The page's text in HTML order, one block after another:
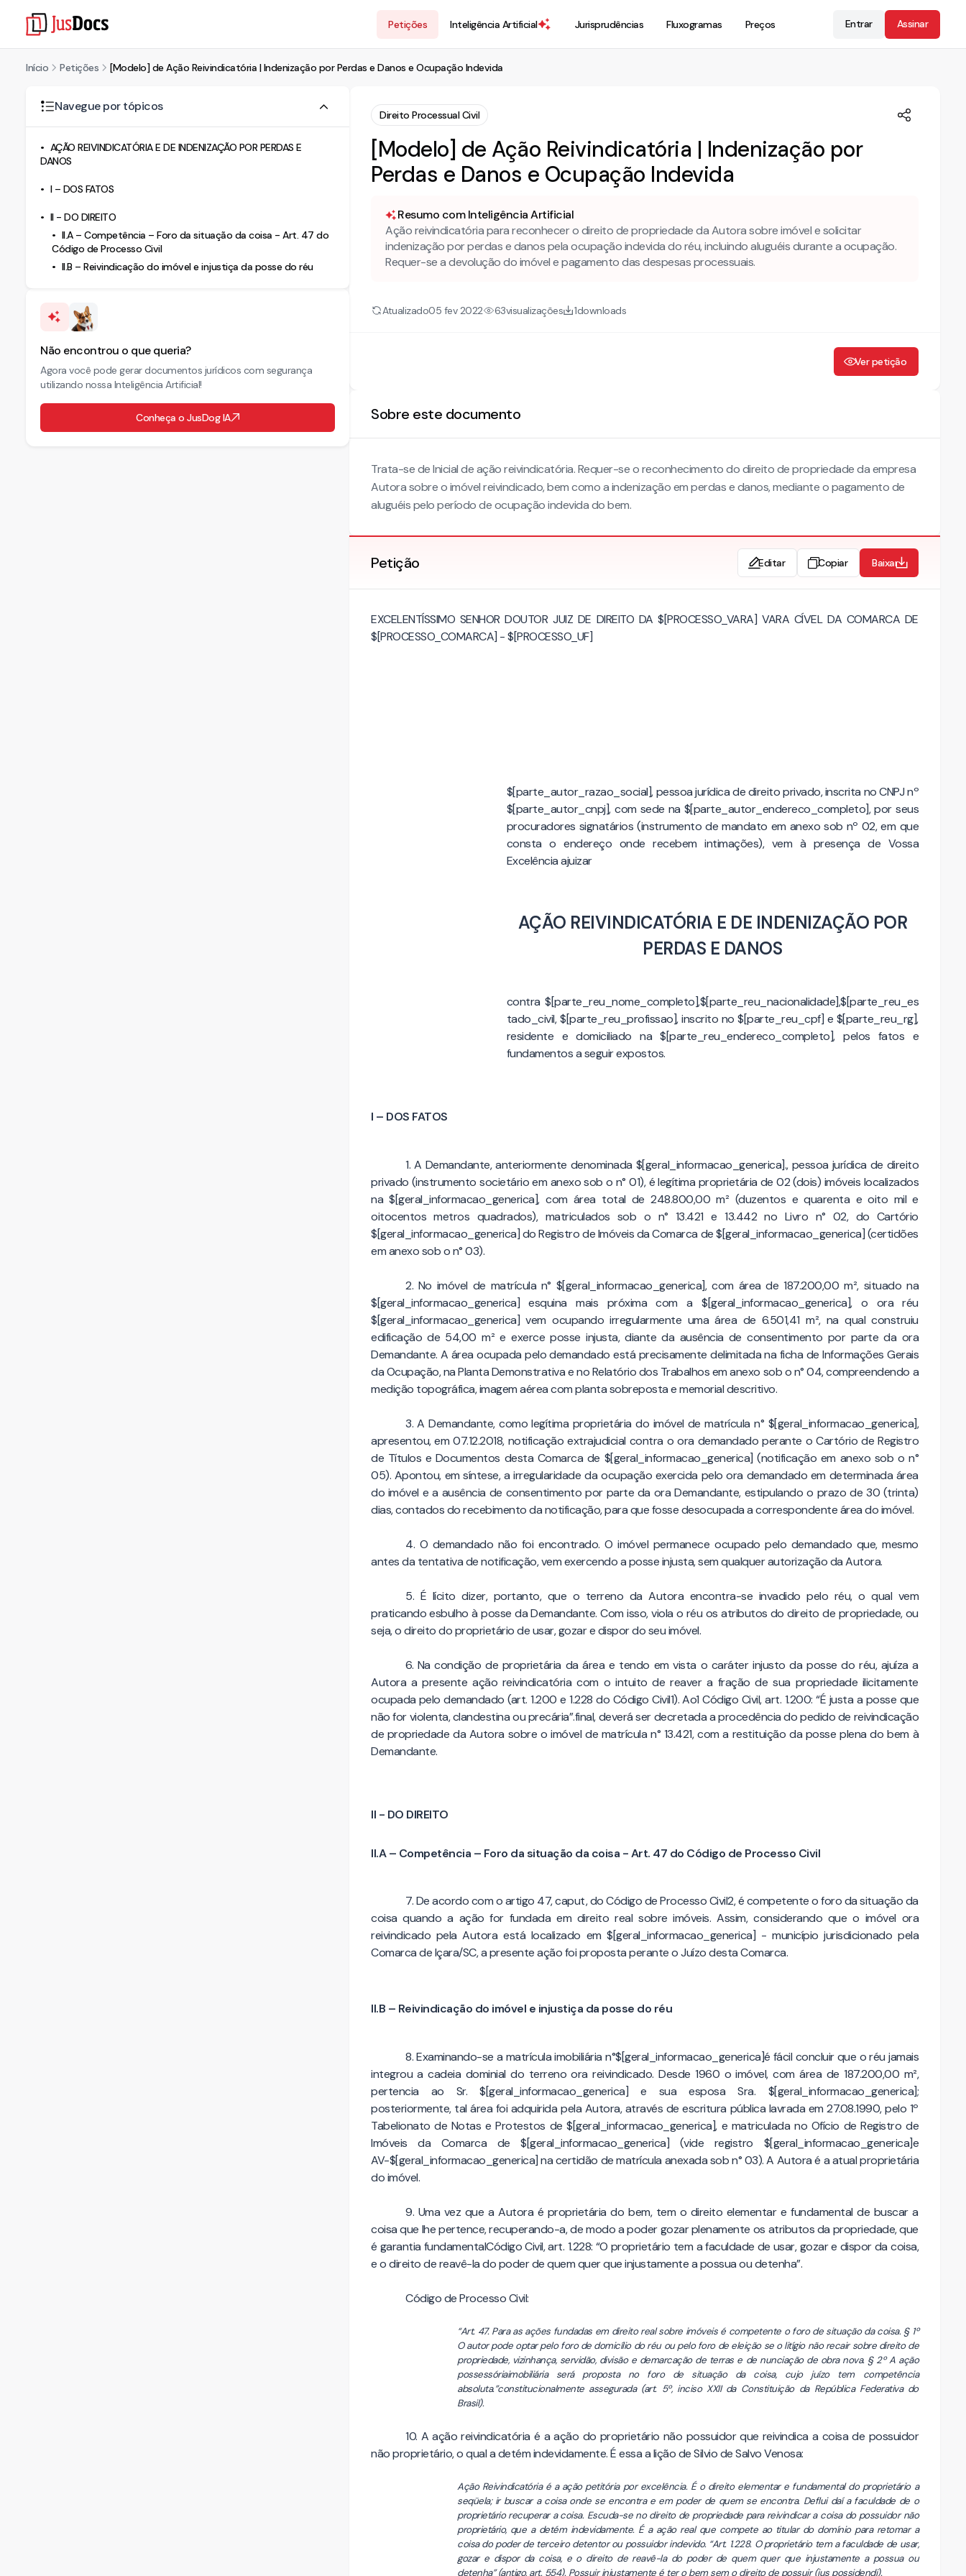
Petições Inteligência Artificial Jurisprudências Fluxogramas Preços Entrar Assinar
Início Petições [Modelo] de Ação Reivindicatória | Indenização por Perdas e Danos e Ocupação Indevida
Navegue por tópicos
AÇÃO REIVINDICATÓRIA E DE INDENIZAÇÃO POR PERDAS E
DANOS
I – DOS FATOS
II - DO DIREITO
II.A – Competência – Foro da situação da coisa - Art. 47 do
Código de Processo Civil
II.B – Reivindicação do imóvel e injustiça da posse do réu
Não encontrou o que queria?
Agora você pode gerar documentos jurídicos com segurança
utilizando nossa Inteligência Artificial!
Conheça o JusDog IA
Direito Processual Civil
[Modelo] de Ação Reivindicatória | Indenização por
Perdas e Danos e Ocupação Indevida
Resumo com Inteligência Artificial
Ação reivindicatória para reconhecer o direito de propriedade da Autora sobre imóvel e solicitar
indenização por perdas e danos pela ocupação indevida do réu, incluindo aluguéis durante a ocupação.
Requer-se a devolução do imóvel e pagamento das despesas processuais.
Atualizado05 fev 2022 63visualizações 1downloads
Ver petição
Sobre este documento
Trata-se de Inicial de ação reivindicatória. Requer-se o reconhecimento do direito de propriedade da empresa
Autora sobre o imóvel reivindicado, bem como a indenização em perdas e danos, mediante o pagamento de
aluguéis pelo período de ocupação indevida do bem.
Petição Editar Copiar Baixar
EXCELENTÍSSIMO SENHOR DOUTOR JUIZ DE DIREITO DA $[PROCESSO_VARA] VARA CÍVEL DA COMARCA DE
$[PROCESSO_COMARCA] - $[PROCESSO_UF]
$[parte_autor_razao_social], pessoa jurídica de direito privado, inscrita no CNPJ nº
$[parte_autor_cnpj], com sede na $[parte_autor_endereco_completo], por seus
procuradores signatários (instrumento de mandato em anexo sob nº 02, em que
consta o endereço onde recebem intimações), vem à presença de Vossa
Excelência ajuizar
AÇÃO REIVINDICATÓRIA E DE INDENIZAÇÃO POR
PERDAS E DANOS
contra $[parte_reu_nome_completo],$[parte_reu_nacionalidade],$[parte_reu_es
tado_civil, $[parte_reu_profissao], inscrito no $[parte_reu_cpf] e $[parte_reu_rg],
residente e domiciliado na $[parte_reu_endereco_completo], pelos fatos e
fundamentos a seguir expostos.
I – DOS FATOS
1. A Demandante, anteriormente denominada $[geral_informacao_generica]., pessoa jurídica de direito
privado (instrumento societário em anexo sob o n° 01), é legítima proprietária de 02 (dois) imóveis localizados
na $[geral_informacao_generica], com área total de 248.800,00 m² (duzentos e quarenta e oito mil e
oitocentos metros quadrados), matriculados sob o n° 13.421 e 13.442 no Livro n° 02, do Cartório
$[geral_informacao_generica] do Registro de Imóveis da Comarca de $[geral_informacao_generica] (certidões
em anexo sob o n° 03).
2. No imóvel de matrícula n° $[geral_informacao_generica], com área de 187.200,00 m², situado na
$[geral_informacao_generica] esquina mais próxima com a $[geral_informacao_generica], o ora réu
$[geral_informacao_generica] vem ocupando irregularmente uma área de 6.501,41 m², na qual construiu
edificação de 54,00 m² e exerce posse injusta, diante da ausência de consentimento por parte da ora
Demandante. A área ocupada pelo demandado está precisamente delimitada na ficha de Informações Gerais
da Ocupação, na Planta Demonstrativa e no Relatório dos Trabalhos em anexo sob o n° 04, compreendendo a
medição topográfica, imagem aérea com planta sobreposta e memorial descritivo.
3. A Demandante, como legítima proprietária do imóvel de matrícula n° $[geral_informacao_generica],
apresentou, em 07.12.2018, notificação extrajudicial contra o ora demandado perante o Cartório de Registro
de Títulos e Documentos desta Comarca de $[geral_informacao_generica] (notificação em anexo sob o n°
05). Apontou, em síntese, a irregularidade da ocupação exercida pelo ora demandado em determinada área
do imóvel e a ausência de consentimento por parte da ora Demandante, estipulando o prazo de 30 (trinta)
dias, contados do recebimento da notificação, para que fosse desocupada a correspondente área do imóvel.
4. O demandado não foi encontrado. O imóvel permanece ocupado pelo demandado que, mesmo
antes da tentativa de notificação, vem exercendo a posse injusta, sem qualquer autorização da Autora.
5. É lícito dizer, portanto, que o terreno da Autora encontra-se invadido pelo réu, o qual vem
praticando esbulho à posse da Demandante. Com isso, viola o réu os atributos do direito de propriedade, ou
seja, o direito do proprietário de usar, gozar e dispor do seu imóvel.
6. Na condição de proprietária da área e tendo em vista o caráter injusto da posse do réu, ajuíza a
Autora a presente ação reivindicatória com o intuito de reaver a fração de sua propriedade ilicitamente
ocupada pelo demandado (art. 1.200 e 1.228 do Código Civil1). Ao1 Código Civil, art. 1.200: “É justa a posse que
não for violenta, clandestina ou precária”.final, deverá ser decretada a procedência do pedido de reivindicação
de propriedade da Autora sobre o imóvel de matrícula n° 13.421, com a restituição da posse plena do bem à
Demandante.
II - DO DIREITO
II.A – Competência – Foro da situação da coisa - Art. 47 do Código de Processo Civil
7. De acordo com o artigo 47, caput, do Código de Processo Civil2, é competente o foro da situação da
coisa quando a ação for fundada em direito real sobre imóveis. Assim, considerando que o imóvel ora
reivindicado pela Autora está localizado em $[geral_informacao_generica] - município jurisdicionado pela
Comarca de Içara/SC, a presente ação foi proposta perante o Juízo desta Comarca.
II.B – Reivindicação do imóvel e injustiça da posse do réu
8. Examinando-se a matrícula imobiliária n°$[geral_informacao_generica]é fácil concluir que o réu jamais
integrou a cadeia dominial do terreno ora reivindicado. Desde 1960 o imóvel, com área de 187.200,00 m²,
pertencia ao Sr. $[geral_informacao_generica] e sua esposa Sra. $[geral_informacao_generica];
posteriormente, tal área foi adquirida pela Autora, através de escritura pública lavrada em 27.08.1990, pelo 1º
Tabelionato de Notas e Protestos de $[geral_informacao_generica], e matriculada no Ofício de Registro de
Imóveis da Comarca de $[geral_informacao_generica] (vide registro $[geral_informacao_generica]e
AV-$[geral_informacao_generica] na certidão de matrícula anexada sob n° 03). A Autora é a atual proprietária
do imóvel.
9. Uma vez que a Autora é proprietária do bem, tem o direito elementar e fundamental de buscar a
coisa que lhe pertence, recuperando-a, de modo a poder gozar plenamente os atributos da propriedade, que
é garantia fundamentalCódigo Civil, art. 1.228: “O proprietário tem a faculdade de usar, gozar e dispor da coisa,
e o direito de reavê-la do poder de quem quer que injustamente a possua ou detenha”.
Código de Processo Civil:
“Art. 47. Para as ações fundadas em direito real sobre imóveis é competente o foro de situação da coisa. § 1º
O autor pode optar pelo foro de domicílio do réu ou pelo foro de eleição se o litígio não recair sobre direito de
propriedade, vizinhança, servidão, divisão e demarcação de terras e de nunciação de obra nova. § 2º A ação
possessóriaimobiliária será proposta no foro de situação da coisa, cujo juízo tem competência
absoluta.”constitucionalmente assegurada (art. 5º, inciso XXII da Constituição da República Federativa do
Brasil).
10. A ação reivindicatória é a ação do proprietário não possuidor que reivindica a coisa de possuidor
não proprietário, o qual a detém indevidamente. É essa a lição de Silvio de Salvo Venosa:
Ação Reivindicatória é a ação petitória por excelência. É o direito elementar e fundamental do proprietário a
seqüela; ir buscar a coisa onde se encontra e em poder de quem se encontra. Deflui daí a faculdade de o
proprietário recuperar a coisa. Escuda-se no direito de propriedade para reivindicar a coisa do possuidor não
proprietário, que a detém indevidamente. É a ação real que compete ao titular do domínio para retomar a
coisa do poder de terceiro detentor ou possuidor indevido. “Art. 1.228. O proprietário tem a faculdade de usar,
gozar e dispor da coisa, e o direito de reavê-la do poder de quem quer que injustamente a possua ou
detenha” (antigo, art. 554). Possuir injustamente é ter o bem sem o direito de possuir (ius possidendi).